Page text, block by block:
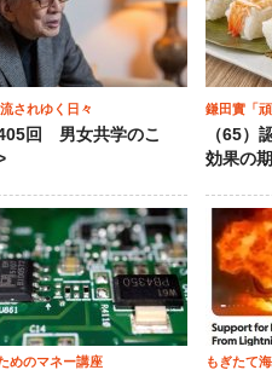
されゆく日々
回 男女共学のこ
鎌田實「
（65）
効果の
めのマネー講座 もぎたて